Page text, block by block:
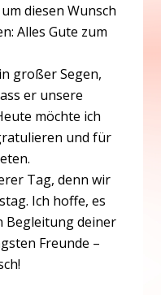
diesen Wunsch
Alles Gute zum
großer Segen,
er unsere
möchte ich
und für
Tag, denn wir
Ich hoffe, es
Begleitung deiner
Freunde –